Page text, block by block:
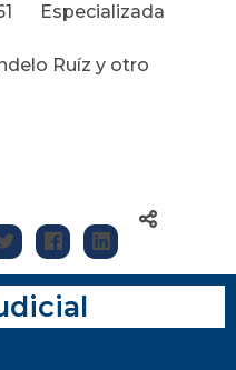
Especializada
Ruíz y otro